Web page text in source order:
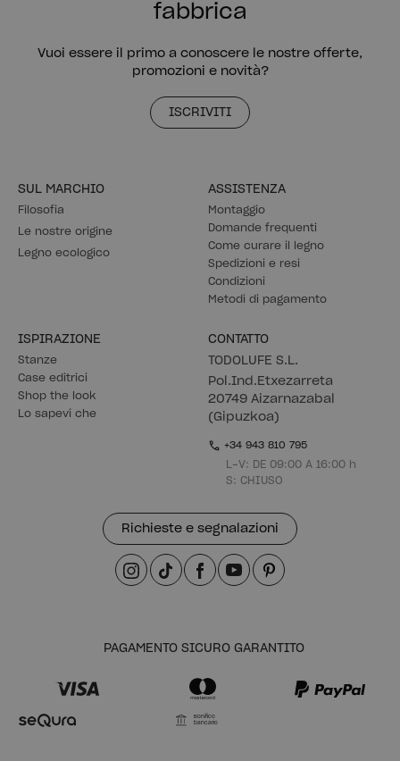
fabbrica
Vuoi essere il primo a conoscere le nostre offerte,
promozioni e novità?
ISCRIVITI
SUL MARCHIO
Filosofia
Le nostre origine
Legno ecologico
ASSISTENZA
Montaggio
Domande frequenti
Come curare il legno
Spedizioni e resi
Condizioni
Metodi di pagamento
ISPIRAZIONE
Stanze
Case editrici
Shop the look
Lo sapevi che
CONTATTO
TODOLUFE S.L.
Pol.Ind.Etxezarreta
20749 Aizarnazabal
(Gipuzkoa)
+34 943 810 795
L-V: DE 09:00 A 16:00 h
S: CHIUSO
Richieste e segnalazioni
PAGAMENTO SICURO GARANTITO
Bonifico
bancario